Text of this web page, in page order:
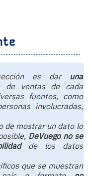
es dar
una
ventas de cada
fuentes, como
involucradas,
de mostrar un dato lo
DeVuego no se
de los datos
que se muestran